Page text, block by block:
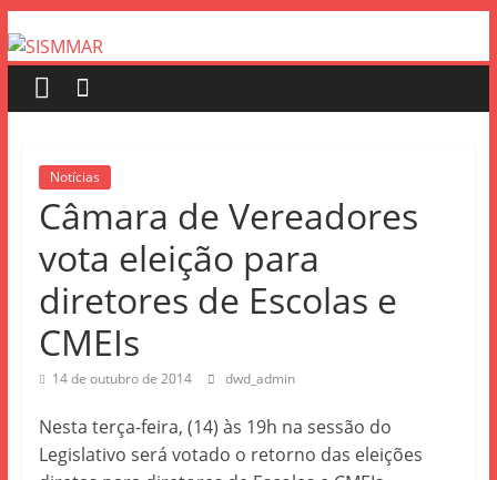
Notícias
Câmara de Vereadores
vota eleição para
diretores de Escolas e
CMEIs
14 de outubro de 2014 dwd_admin
Nesta terça-feira, (14) às 19h na sessão do
Legislativo será votado o retorno das eleições